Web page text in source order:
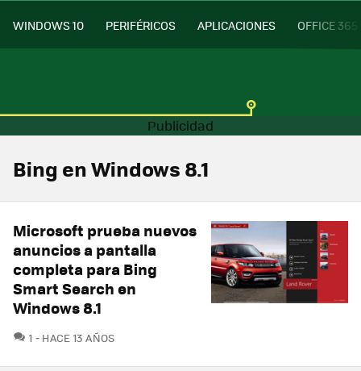
WINDOWS 10 PERIFÉRICOS APLICACIONES OFFICE 365
Bing en Windows 8.1
Microsoft prueba nuevos
anuncios a pantalla
completa para Bing
Smart Search en
Windows 8.1
1 COMENTARIOS
HACE 13 AÑOS